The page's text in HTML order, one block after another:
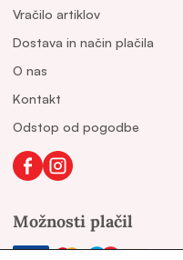
Vračilo artiklov
Dostava in način plačila
O nas
Kontakt
Odstop od pogodbe
Možnosti plačil